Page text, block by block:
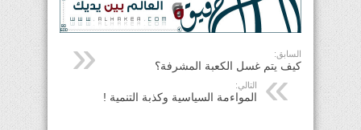
السابق:
كيف يتم غسل الكعبة المشرفة؟
التالي:
المواءمة السياسية وكذبة التنمية !